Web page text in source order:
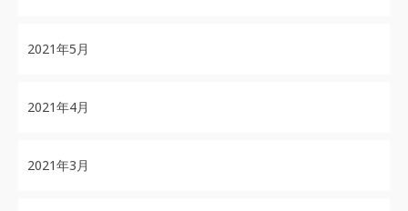
2021年5月
2021年4月
2021年3月